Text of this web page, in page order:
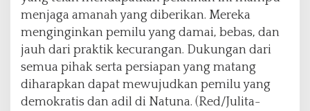
menjaga amanah yang diberikan. Mereka
menginginkan pemilu yang damai, bebas, dan
jauh dari praktik kecurangan. Dukungan dari
semua pihak serta persiapan yang matang
diharapkan dapat mewujudkan pemilu yang
demokratis dan adil di Natuna. (Red/Julita-